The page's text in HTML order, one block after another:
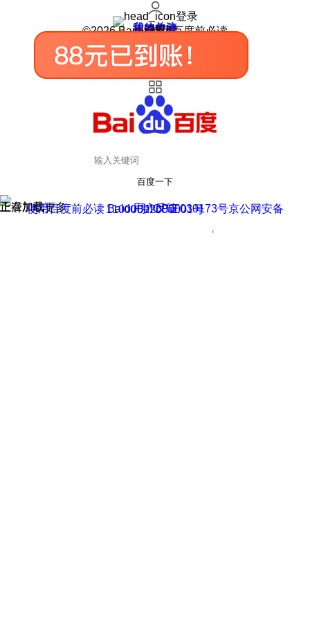
登录
我的关注
我的收藏
皮肤中心
用户反馈
设置
©2026 Baidu 使用百度前必读
百度一下
正在加载
上滑加载更多 用户反馈
使用百度前必读 Baidu 京ICP证030173号
京公网安备11000002000001号